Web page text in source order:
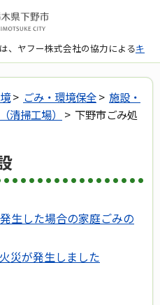
、ヤフー株式会社の協力によるキ
> ごみ・環境保全> 施設・
清掃工場）
> 下野市ごみ処
生した場合の家庭ごみの
災が発生しました